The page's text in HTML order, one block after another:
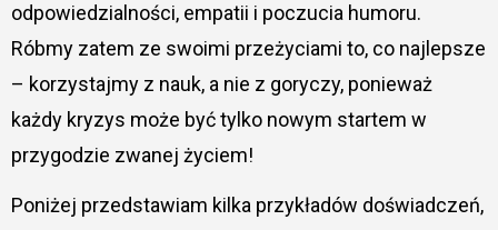
odpowiedzialności, empatii i poczucia humoru.
Róbmy zatem ze swoimi przeżyciami to, co najlepsze
– korzystajmy z nauk, a nie z goryczy, ponieważ
każdy kryzys może być tylko nowym startem w
przygodzie zwanej życiem!
Poniżej przedstawiam kilka przykładów doświadczeń,